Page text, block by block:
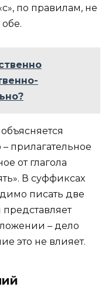
по правилам, не
прилагательное
от глагола
В суффиксах
писать две
– дело
это не влияет.